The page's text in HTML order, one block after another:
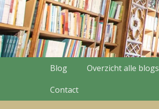
Secondary Menu
Skip
content
Blog Overzicht alle blogs
Contact